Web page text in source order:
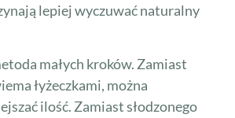
lepiej wyczuwać naturalny
małych kroków. Zamiast
łyżeczkami, można
ilość. Zamiast słodzonego